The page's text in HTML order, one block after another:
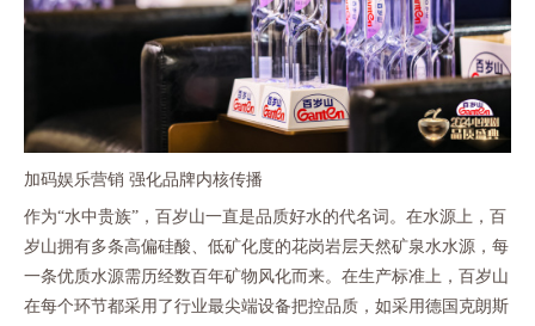
加码娱乐营销 强化品牌内核传播
作为“水中贵族”，百岁山一直是品质好水的代名词。在水源上，百
岁山拥有多条高偏硅酸、低矿化度的花岗岩层天然矿泉水水源，每
一条优质水源需历经数百年矿物风化而来。在生产标准上，百岁山
在每个环节都采用了行业最尖端设备把控品质，如采用德国克朗斯